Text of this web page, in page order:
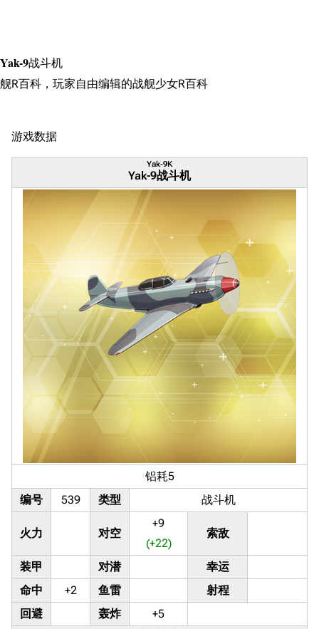
Yak-9战斗机
舰R百科，玩家自由编辑的战舰少女R百科
游戏数据
Yak-9战斗机
Yak-9K
铝耗5
编号
539 类型 战斗机
火力 对空
+9
(+22)
索敌
装甲 对潜
幸运
命中
+2 鱼雷
射程
回避
轰炸
+5